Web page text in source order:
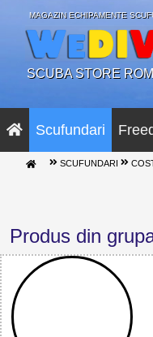
MAGAZIN ECHIPAMENTE
SCUBA STORE
Scufundari
SCUFUNDARI
Produs din